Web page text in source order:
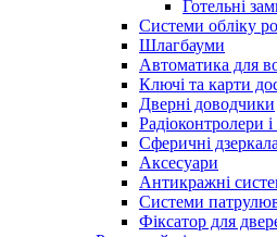
Готельні
Системи обліку
Шлагбауми
Автоматика для
Ключі та карти
Дверні доводчики
Радіоконтролери
Сферичні дзеркала
Аксесуари
Антикражні
Системи
Фіксатор для